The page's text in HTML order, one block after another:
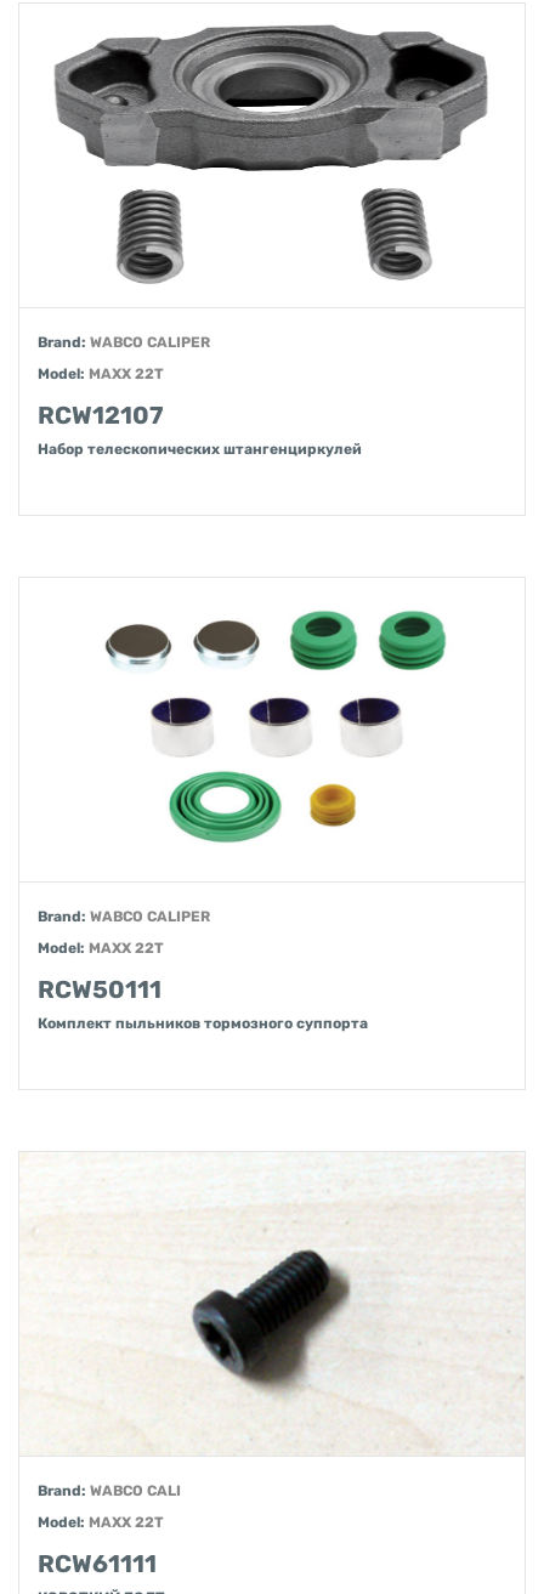
Brand: WABCO CALIPER
Model: MAXX 22T
RCW12107
Набор телескопических штангенциркулей
Brand: WABCO CALIPER
Model: MAXX 22T
RCW50111
Комплект пыльников тормозного суппорта
Brand: WABCO CALI
Model: MAXX 22T
RCW61111